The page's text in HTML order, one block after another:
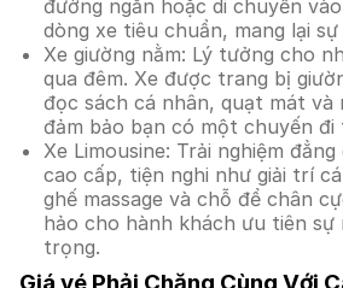
đường ngắn hoặc di chuyển
dòng xe tiêu chuẩn, mang lại
Xe giường nằm: Lý tưởng cho
qua đêm. Xe được trang bị
đọc sách cá nhân, quạt mát và
đảm bảo bạn có một chuyến
Xe Limousine: Trải nghiệm
cao cấp, tiện nghi như giải trí
ghế massage và chỗ để chân
hảo cho hành khách ưu tiên sự
trọng.